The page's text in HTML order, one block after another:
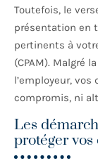
Toutefois, le
présentation en
pertinents à
(CPAM). Malgré
l’employeur,
compromis, ni
Les
protéger vos